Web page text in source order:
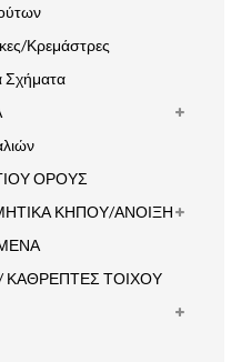
Κρεμάστρες
Σχήματα
ΟΡΟΥΣ
ΚΗΠΟΥ/ΑΝΟΙΞΗ
ΚΑΘΡΕΠΤΕΣ ΤΟΙΧΟΥ